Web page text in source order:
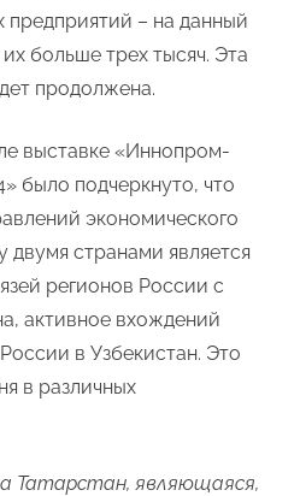
предприятий – на данный
больше трех тысяч. Эта
продолжена.
выставке «Иннопром-
было подчеркнуто, что
экономического
двумя странами является
регионов России с
активное вхождений
в Узбекистан. Это
в различных
Татарстан, являющаяся,